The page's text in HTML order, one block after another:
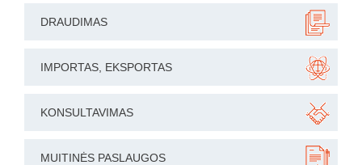
DRAUDIMAS
IMPORTAS, EKSPORTAS
KONSULTAVIMAS
MUITINĖS PASLAUGOS